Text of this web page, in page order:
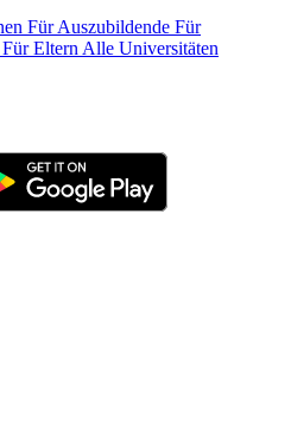
Für Auszubildende Für
Für Eltern Alle Universitäten